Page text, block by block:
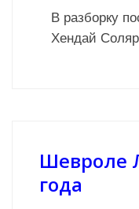
В разборку
Хендай
Шевроле
года